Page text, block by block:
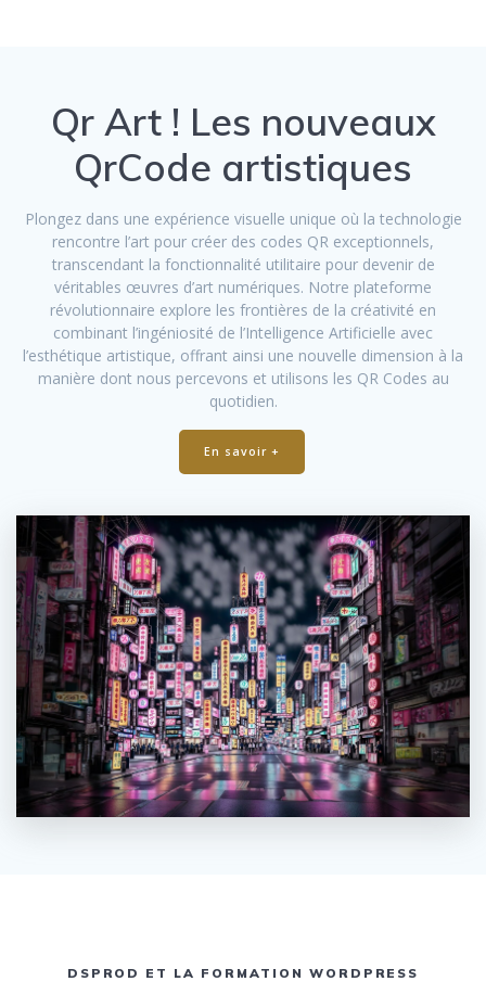
Qr Art ! Les nouveaux
QrCode artistiques
Plongez dans une expérience visuelle unique où la technologie
rencontre l’art pour créer des codes QR exceptionnels,
transcendant la fonctionnalité utilitaire pour devenir de
véritables œuvres d’art numériques. Notre plateforme
révolutionnaire explore les frontières de la créativité en
combinant l’ingéniosité de l’Intelligence Artificielle avec
l’esthétique artistique, offrant ainsi une nouvelle dimension à la
manière dont nous percevons et utilisons les QR Codes au
quotidien.
En savoir +
DSPROD ET LA FORMATION WORDPRESS